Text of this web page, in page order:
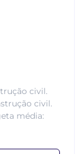
civil.
civil.
média: